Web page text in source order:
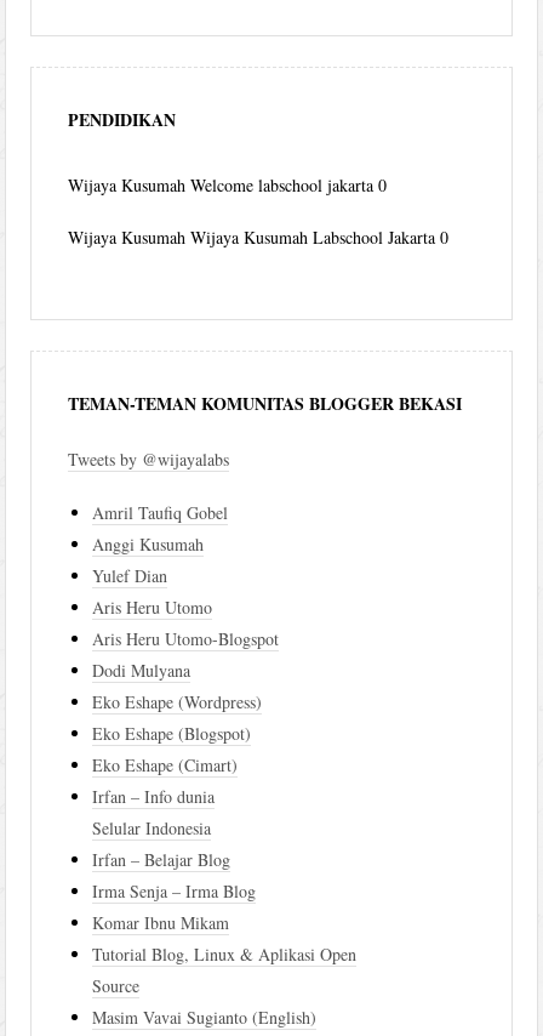
PENDIDIKAN
Wijaya Kusumah Welcome labschool jakarta 0
Wijaya Kusumah Wijaya Kusumah Labschool Jakarta 0
TEMAN-TEMAN KOMUNITAS BLOGGER BEKASI
Tweets by @wijayalabs
Amril Taufiq Gobel
Anggi Kusumah
Yulef Dian
Aris Heru Utomo
Aris Heru Utomo-Blogspot
Dodi Mulyana
Eko Eshape (Wordpress)
Eko Eshape (Blogspot)
Eko Eshape (Cimart)
Irfan – Info dunia
Selular Indonesia
Irfan – Belajar Blog
Irma Senja – Irma Blog
Komar Ibnu Mikam
Tutorial Blog, Linux & Aplikasi Open
Source
Masim Vavai Sugianto (English)